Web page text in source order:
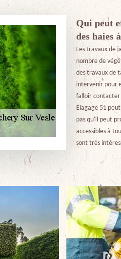
Qui peut
des haies
Les travaux de
nombre de
des travaux de
intervenir pour
falloir contacter
Elagage 51
pas qu'il peut
accessibles à
sont très